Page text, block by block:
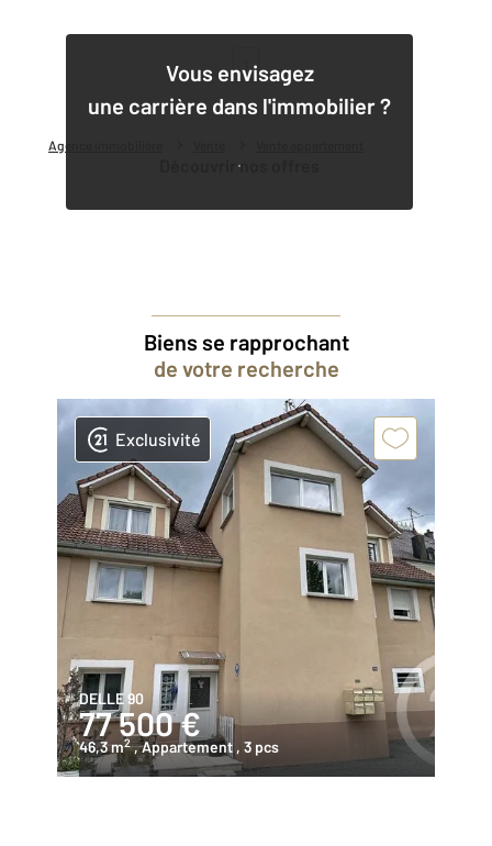
Agence immobilière
Vous envisagez
une carrière dans l'immobilier ?
Découvrir nos offres
Biens se rapprochant
de votre recherche
Exclusivité
DELLE 90
77 500 €
46,3 m2 , Appartement , 3 pcs